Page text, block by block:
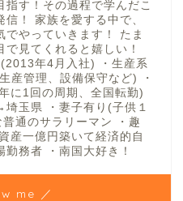
す！その過程で学んだこ
！ 家族を愛する中で、
でやっていきます！ たま
見てくれると嬉しい！
年4月入社) ・生産系
産管理、設備保守など) ・
に1回の周期、全国転勤)
玉県 ・妻子有り(子供１
通のサラリーマン ・趣
一億円築いて経済的自
務者 ・南国大好き！
me ／